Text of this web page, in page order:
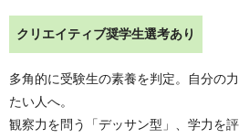
クリエイティブ奨学生選考あり
多角的に受験生の素養を判定。自分の
たい人へ。
観察力を問う「デッサン型」、学力を